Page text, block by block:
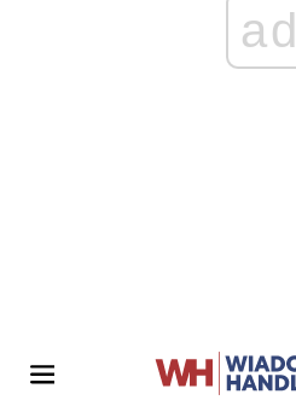
ad